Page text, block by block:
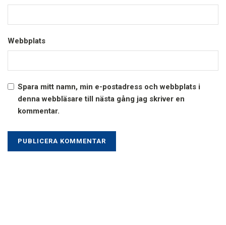
Webbplats
Spara mitt namn, min e-postadress och webbplats i
denna webbläsare till nästa gång jag skriver en
kommentar.